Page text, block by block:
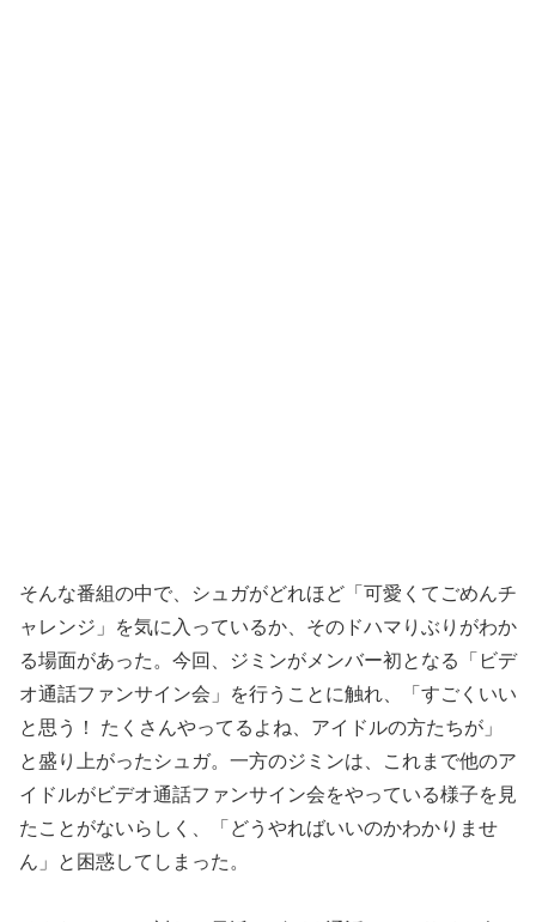
そんな番組の中で、シュガがどれほど「可愛くてごめんチ
ャレンジ」を気に入っているか、そのドハマりぶりがわか
る場面があった。今回、ジミンがメンバー初となる「ビデ
オ通話ファンサイン会」を行うことに触れ、「すごくいい
と思う！ たくさんやってるよね、アイドルの方たちが」
と盛り上がったシュガ。一方のジミンは、これまで他のア
イドルがビデオ通話ファンサイン会をやっている様子を見
たことがないらしく、「どうやればいいのかわかりませ
ん」と困惑してしまった。